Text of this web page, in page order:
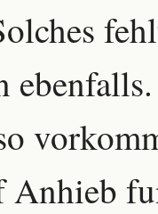
Anhieb